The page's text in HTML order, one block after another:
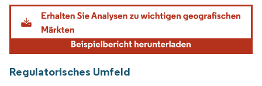
Bild © Mordor Intelligence. Wiederverwendung erfordert Namensnennung gemäß
Regulatorisches Umfeld